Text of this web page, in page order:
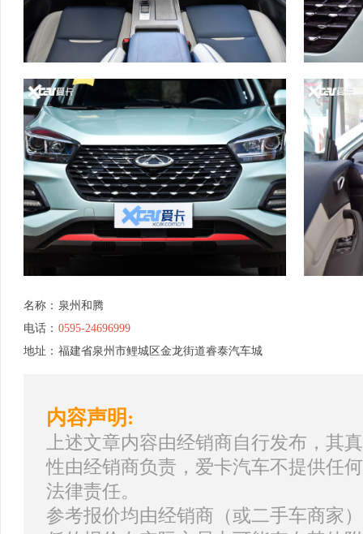
名称： 泉州和腾
电话： 0595-24696999
地址： 福建省泉州市鲤城区金龙街道睿泰汽车城
内容声明:
上述文章内容由经销商自行发布，其
性由经销商负责，爱卡汽车不提供任
法律责任。
参考报价均由经销商（或二手车商家